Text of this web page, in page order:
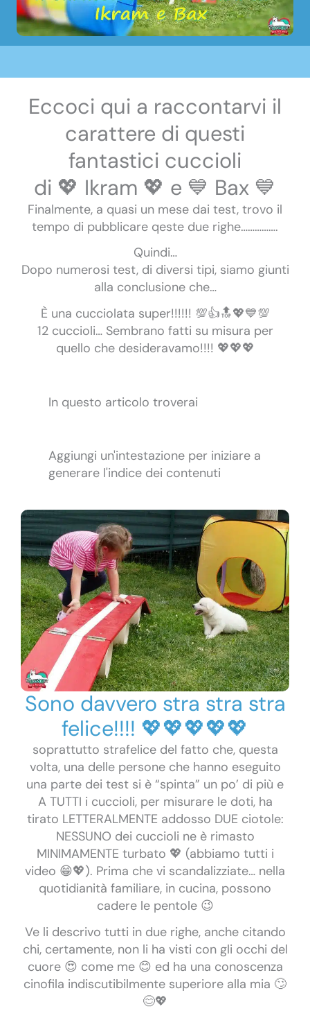
Eccoci qui a raccontarvi il
carattere di questi
fantastici cuccioli
di 💖 Ikram 💖 e 💙 Bax 💙
Finalmente, a quasi un mese dai test, trovo il
tempo di pubblicare qeste due righe…………….
Quindi…
Dopo numerosi test, di diversi tipi, siamo giunti
alla conclusione che…
È una cucciolata super!!!!!! 💯👍🔝💖💙💯
12 cuccioli… Sembrano fatti su misura per
quello che desideravamo!!!! 💖💖💖
In questo articolo troverai
Aggiungi un'intestazione per iniziare a
generare l'indice dei contenuti
Sono davvero stra stra stra
felice!!!! 💖💖💖💖💖
soprattutto strafelice del fatto che, questa
volta, una delle persone che hanno eseguito
una parte dei test si è “spinta” un po’ di più e
A TUTTI i cuccioli, per misurare le doti, ha
tirato LETTERALMENTE addosso DUE ciotole:
NESSUNO dei cuccioli ne è rimasto
MINIMAMENTE turbato 💖 (abbiamo tutti i
video 😁💖). Prima che vi scandalizziate… nella
quotidianità familiare, in cucina, possono
cadere le pentole 😉
Ve li descrivo tutti in due righe, anche citando
chi, certamente, non li ha visti con gli occhi del
cuore 😍 come me 😊 ed ha una conoscenza
cinofila indiscutibilmente superiore alla mia 🙄
😊💖